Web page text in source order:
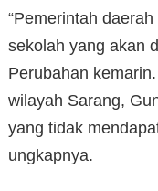
“Pemerintah
sekolah yang akan
Perubahan
wilayah Sarang,
yang tidak
ungkapnya.